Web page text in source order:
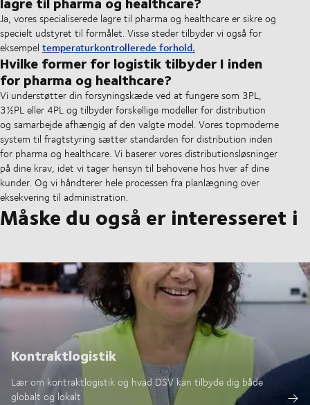
Ja, vores specialiserede lagre til pharma og healthcare er sikre og
specielt udstyret til formålet. Visse steder tilbyder vi også for
eksempel temperaturkontrollerede forhold.
Hvilke former for logistik tilbyder I inden
for pharma og healthcare?
Vi understøtter din forsyningskæde ved at fungere som 3PL,
3½PL eller 4PL og tilbyder forskellige modeller for distribution
og samarbejde afhængig af den valgte model. Vores topmoderne
system til fragtstyring sætter standarden for distribution inden
for pharma og healthcare. Vi baserer vores distributionsløsninger
på dine krav, idet vi tager hensyn til behovene hos hver af dine
kunder. Og vi håndterer hele processen fra planlægning over
eksekvering til administration.
Måske du også er interesseret i
Kontraktlogistik
Lær om kontraktlogistik og hvad DSV kan tilbyde dig både
globalt og lokalt